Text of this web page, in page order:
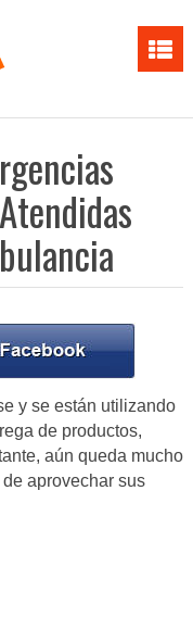
y se están utilizando
de productos,
aún queda mucho
aprovechar sus